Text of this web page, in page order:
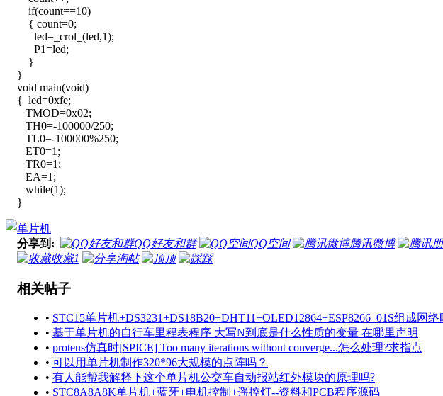
if(count==10)
{ count=0;
led=_crol_(led,1);
P1=led;
}
}
void main(void)
{ led=0xfe;
TMOD=0x02;
TH0=-100000/250;
TL0=-100000%250;
ET0=1;
TR0=1;
EA=1;
while(1);
}
单片机
分享到:
QQ好友和群 QQ空间 腾讯微博
收藏1 淘帖 顶 踩
相关帖子
• STC15单片机+DS3231+DS18B20+DHT11+OLED12864+ESP8266_01S组成网
• 基于单片机的自行车里程表程序 大写N到底是什么性质的变量 在哪里声明
• proteus仿真时[SPICE] Too many iterations without converge...怎么处理?求指点
• 可以用单片机制作320*96大规模的点阵吗？
• 有人能帮我解释下这个单片机公交车自动报站红外模块的原理吗?
• STC8A8A8K单片机+蓝牙+电机控制+遥控灯--资料和PCB程序源码